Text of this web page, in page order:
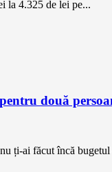
la 4.325 de lei pe...
două
ți-ai făcut încă